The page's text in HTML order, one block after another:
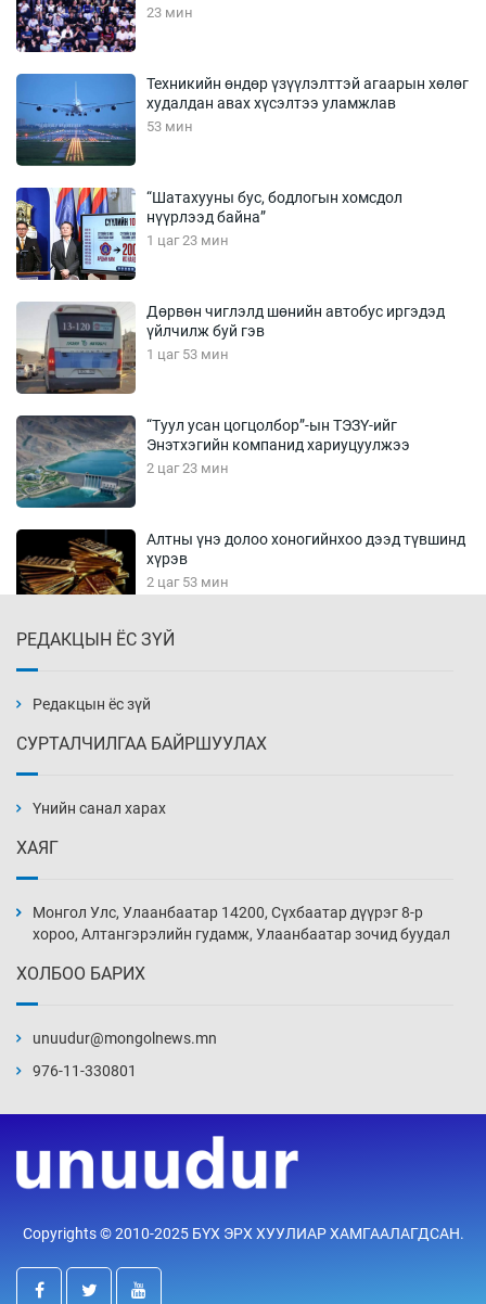
23 мин
Техникийн өндөр үзүүлэлттэй агаарын хөлөг
худалдан авах хүсэлтээ уламжлав
53 мин
“Шатахууны бус, бодлогын хомсдол
нүүрлээд байна”
1 цаг 23 мин
Дөрвөн чиглэлд шөнийн автобус иргэдэд
үйлчилж буй гэв
1 цаг 53 мин
“Туул усан цогцолбор”-ын ТЭЗҮ-ийг
Энэтхэгийн компанид хариуцуулжээ
2 цаг 23 мин
Алтны үнэ долоо хоногийнхоо дээд түвшинд
хүрэв
2 цаг 53 мин
3 цаг 23 мин
3 цаг 53 мин
4 цаг 23 мин
4 цаг 53 мин
дарамтад оров
20 цаг 23 мин
шалгарлаа
20 цаг 53 мин
РЕДАКЦЫН ЁС ЗҮЙ
Редакцын ёс зүй
СУРТАЛЧИЛГАА БАЙРШУУЛАХ
Үнийн санал харах
ХАЯГ
Монгол Улс, Улаанбаатар 14200, Сүхбаатар дүүрэг 8-р
хороо, Алтангэрэлийн гудамж, Улаанбаатар зочид буудал
ХОЛБОО БАРИХ
unuudur@mongolnews.mn
976-11-330801
Copyrights © 2010-2025 БҮХ ЭРХ ХУУЛИАР ХАМГААЛАГДСАН.